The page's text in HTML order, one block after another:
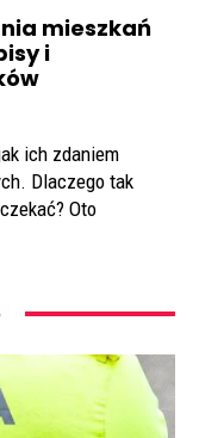
mieszkań
i
ich zdaniem
Dlaczego tak
Oto